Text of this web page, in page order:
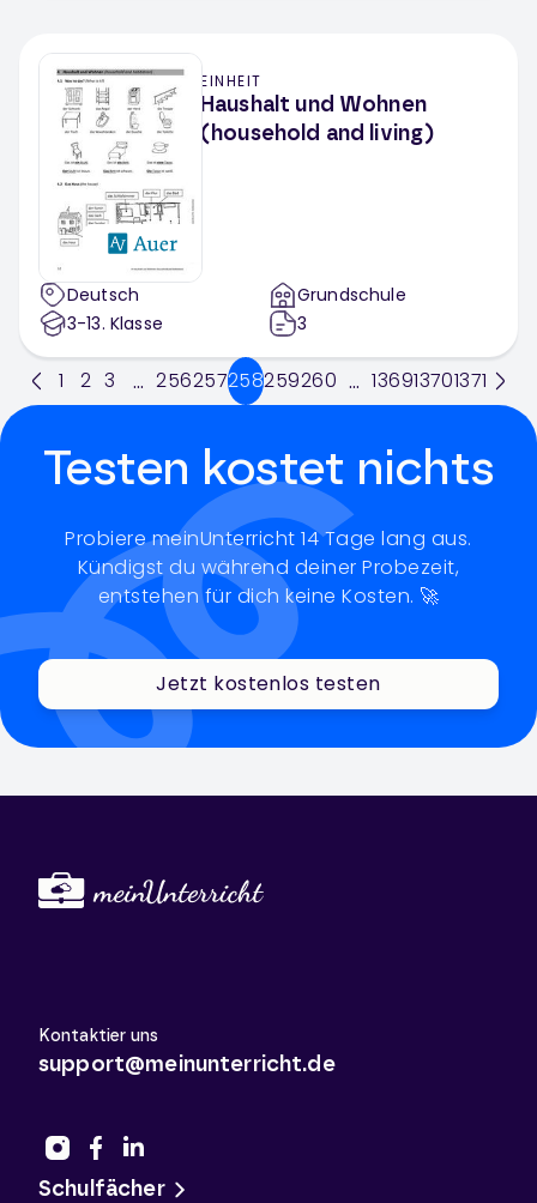
EINHEIT
Haushalt und Wohnen
(household and living)
Deutsch
3-13. Klasse
Grundschule
3
1 2 3 ... 256257258259260 ... 136913701371
Testen kostet nichts
Probiere meinUnterricht 14 Tage lang aus.
Kündigst du während deiner Probezeit,
entstehen für dich keine Kosten. 🚀
Jetzt kostenlos testen
Kontaktier uns
support@meinunterricht.de
Schulfächer